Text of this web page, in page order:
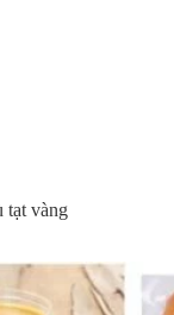
tạt vàng